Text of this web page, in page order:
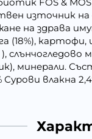
източник
на здрава
(18%),
минерали.
влакна